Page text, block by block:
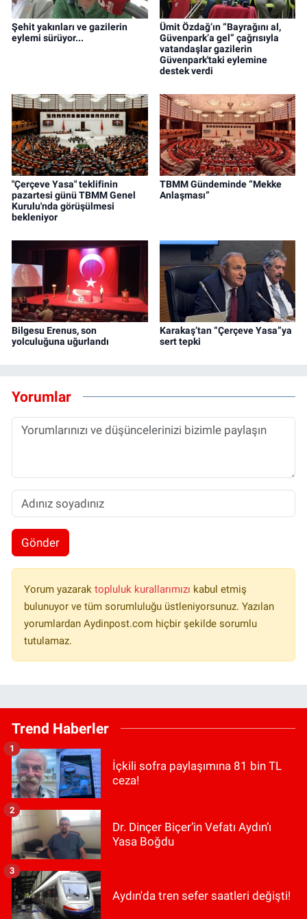
Şehit yakınları ve gazilerin
eylemi sürüyor...
Ümit Özdağ’ın “Bayrağını al,
Güvenpark’a gel” çağrısıyla
vatandaşlar gazilerin
Güvenpark'taki eylemine
destek verdi
"Çerçeve Yasa" teklifinin
pazartesi günü TBMM Genel
Kurulu'nda görüşülmesi
bekleniyor
TBMM Gündeminde “Mekke
Anlaşması”
Bilgesu Erenus, son
yolculuğuna uğurlandı
Karakaş’tan “Çerçeve Yasa”ya
sert tepki
Yorumlar
Gönder
Yorum yazarak topluluk kurallarımızı kabul etmiş
bulunuyor ve tüm sorumluluğu üstleniyorsunuz. Yazılan
yorumlardan Aydinpost.com hiçbir şekilde sorumlu
tutulamaz.
Trend Haberler
İçkili sofra paylaşımına 81 bin TL
ceza!
1
Dr. Dinçer Biçer’in Vefatı Aydın’ı
Yasa Boğdu
2
Aydın'da tren sefer saatleri değişti!
3